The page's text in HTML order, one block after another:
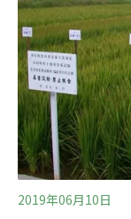
糧，重金屬皆符
來看，由農民繳
委會強調，以公
題，今年檢驗合
的嬰幼兒食品，
產者。
2019年06月10日